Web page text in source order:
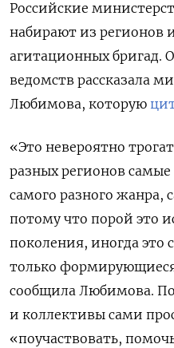
Российские
набирают из регионов
агитационных бригад.
ведомств рассказала
Любимова, которую
«Это невероятно
разных регионов
самого разного жанра,
потому что порой это
поколения, иногда
только
сообщила Любимова.
и коллективы сами
«поучаствовать,